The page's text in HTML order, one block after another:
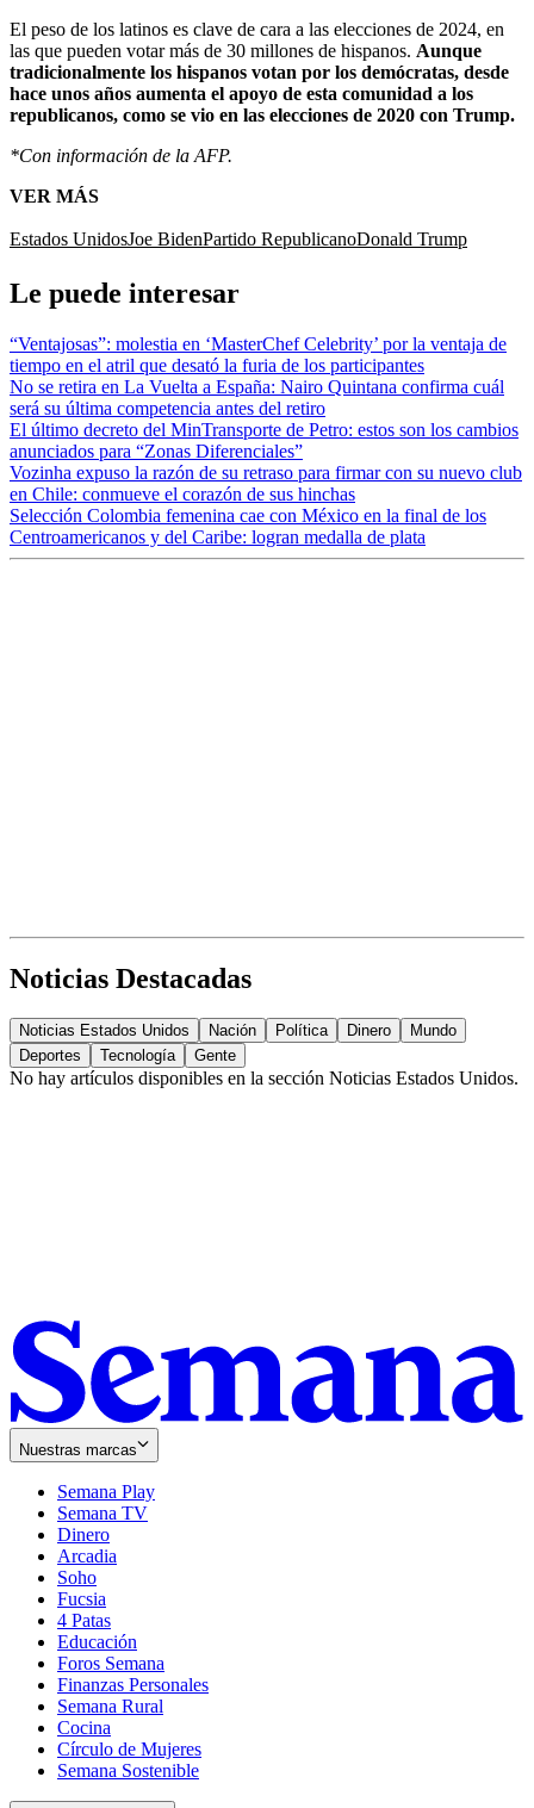
El peso de los latinos es clave de cara a las elecciones de 2024, en
las que pueden votar más de 30 millones de hispanos. Aunque
tradicionalmente los hispanos votan por los demócratas, desde
hace unos años aumenta el apoyo de esta comunidad a los
republicanos, como se vio en las elecciones de 2020 con Trump.
*Con información de la AFP.
VER MÁS
Estados UnidosJoe BidenPartido RepublicanoDonald Trump
Le puede interesar
“Ventajosas”: molestia en ‘MasterChef Celebrity’ por la ventaja de
tiempo en el atril que desató la furia de los participantes
No se retira en La Vuelta a España: Nairo Quintana confirma cuál
será su última competencia antes del retiro
El último decreto del MinTransporte de Petro: estos son los cambios
anunciados para “Zonas Diferenciales”
Vozinha expuso la razón de su retraso para firmar con su nuevo club
en Chile: conmueve el corazón de sus hinchas
Selección Colombia femenina cae con México en la final de los
Centroamericanos y del Caribe: logran medalla de plata
Noticias Destacadas
Noticias Estados Unidos Nación Política Dinero
Mundo
Deportes
Tecnología Gente
No hay artículos disponibles en la sección Noticias Estados Unidos.
Nuestras marcas
Semana Play
Semana TV
Dinero
Arcadia
Soho
in
new
window
Fucsia
in
new
window
4 Patas
Educación
Foros Semana
Finanzas Personales
Semana Rural
Cocina
Círculo de Mujeres
Semana Sostenible